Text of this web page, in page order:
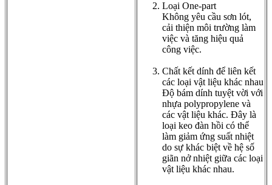
Loại One-part
Không yêu cầu sơn lót,
cải thiện môi trường làm
việc và tăng hiệu quả
công việc.
Chất kết dính để liên kết
các loại vật liệu khác nhau
Độ bám dính tuyệt vời với
nhựa polypropylene và
các vật liệu khác. Đây là
loại keo đàn hồi có thể
làm giảm ứng suất nhiệt
do sự khác biệt về hệ số
giãn nở nhiệt giữa các loại
vật liệu khác nhau.